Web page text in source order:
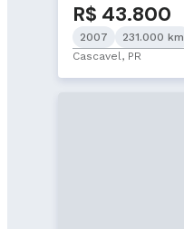
R$ 43.800
2007
231.000 km
Cascavel, PR